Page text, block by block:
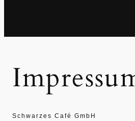
Schwarzes Café GmbH